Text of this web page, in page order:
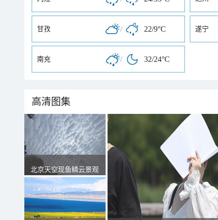
甘孜 / 22/9°C 遂宁
南充 / 32/24°C
高清图集
北京天空现鱼鳞云景观